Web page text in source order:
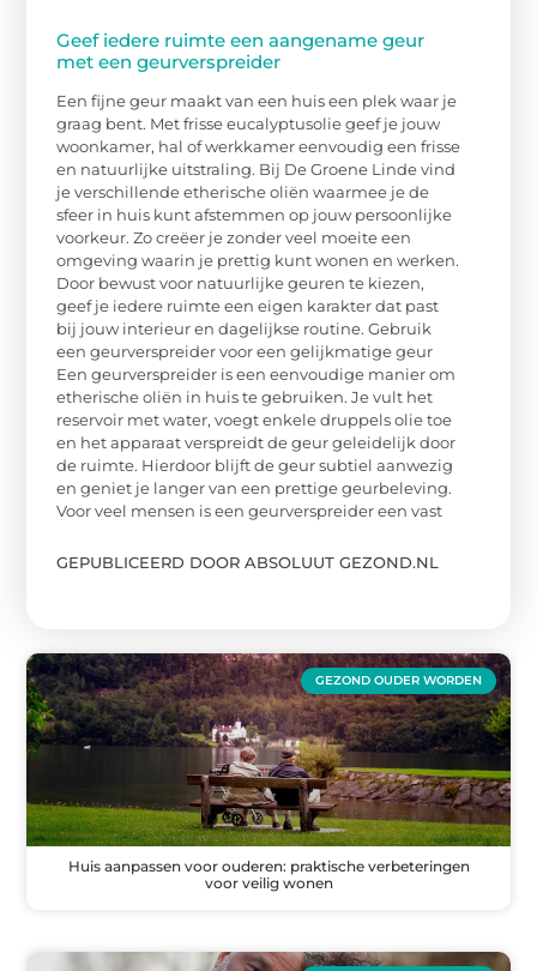
Geef iedere ruimte een aangename geur
met een geurverspreider
Een fijne geur maakt van een huis een plek waar je
graag bent. Met frisse eucalyptusolie geef je jouw
woonkamer, hal of werkkamer eenvoudig een frisse
en natuurlijke uitstraling. Bij De Groene Linde vind
je verschillende etherische oliën waarmee je de
sfeer in huis kunt afstemmen op jouw persoonlijke
voorkeur. Zo creëer je zonder veel moeite een
omgeving waarin je prettig kunt wonen en werken.
Door bewust voor natuurlijke geuren te kiezen,
geef je iedere ruimte een eigen karakter dat past
bij jouw interieur en dagelijkse routine. Gebruik
een geurverspreider voor een gelijkmatige geur
Een geurverspreider is een eenvoudige manier om
etherische oliën in huis te gebruiken. Je vult het
reservoir met water, voegt enkele druppels olie toe
en het apparaat verspreidt de geur geleidelijk door
de ruimte. Hierdoor blijft de geur subtiel aanwezig
en geniet je langer van een prettige geurbeleving.
Voor veel mensen is een geurverspreider een vast
GEPUBLICEERD DOOR ABSOLUUT GEZOND.NL
GEZOND OUDER WORDEN
Huis aanpassen voor ouderen: praktische verbeteringen
voor veilig wonen